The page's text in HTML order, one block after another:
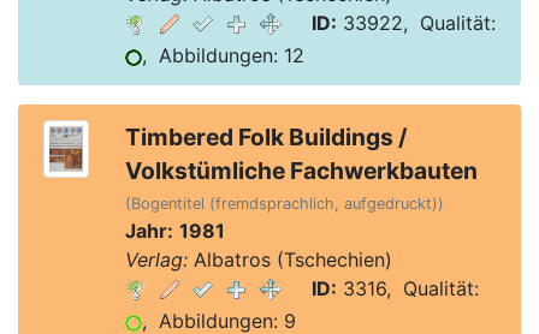
ID: 33922, Qualität:
, Abbildungen: 12
Timbered Folk Buildings /
Volkstümliche Fachwerkbauten
(Bogentitel (fremdsprachlich, aufgedruckt))
Jahr: 1981
Verlag:Albatros (Tschechien)
ID: 3316, Qualität:
, Abbildungen: 9